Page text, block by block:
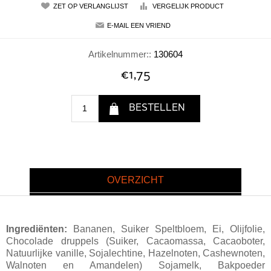
Artikelnummer:: 130604
€1,75
OVERZICHT
Ingrediënten:
Bananen, Suiker Speltbloem, Ei, Olijfolie,
Chocolade druppels (Suiker, Cacaomassa, Cacaoboter,
Natuurlijke vanille, Sojalechtine, Hazelnoten, Cashewnoten,
Walnoten en Amandelen) Sojamelk, Bakpoeder